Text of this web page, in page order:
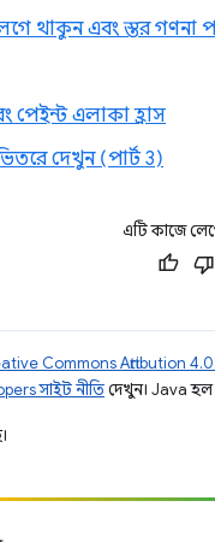
থাকুন এবং স্তর গণনা
এলাকা হ্রাস
দেখুন (পার্ট 3)
এটি কাজে
Commons Attribution
সাইট নীতিদেখুন। Java হল